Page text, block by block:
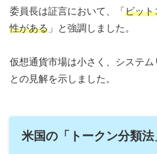
委員長は証言において、「 ビット
性がある 」と強調しました。
仮想通貨市場は小さく、システ
との見解を示しました。
米国の「トークン分類法